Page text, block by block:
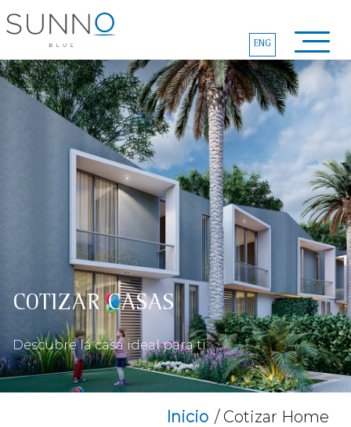
ENG
COTIZAR CASAS
Descubre la casa ideal para ti
Inicio / Cotizar Home